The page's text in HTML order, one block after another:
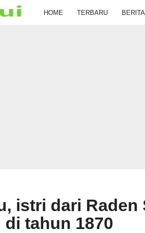
HOME TERBARU BERITA
istri dari Raden
tahun 1870